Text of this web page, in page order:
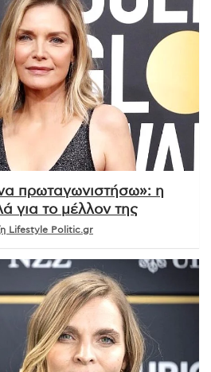
πρωταγωνιστήσω»: η
για το μέλλον της
Lifestyle Politic.gr